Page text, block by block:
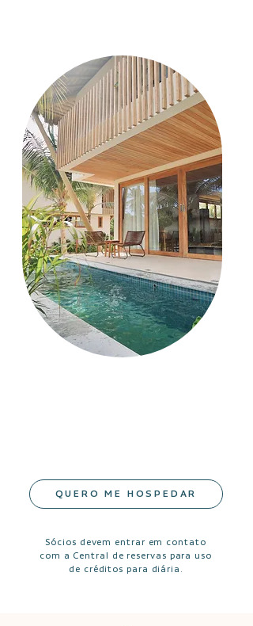
QUERO ME HOSPEDAR
Sócios devem entrar em contato
com a Central de reservas para uso
de créditos para diária.